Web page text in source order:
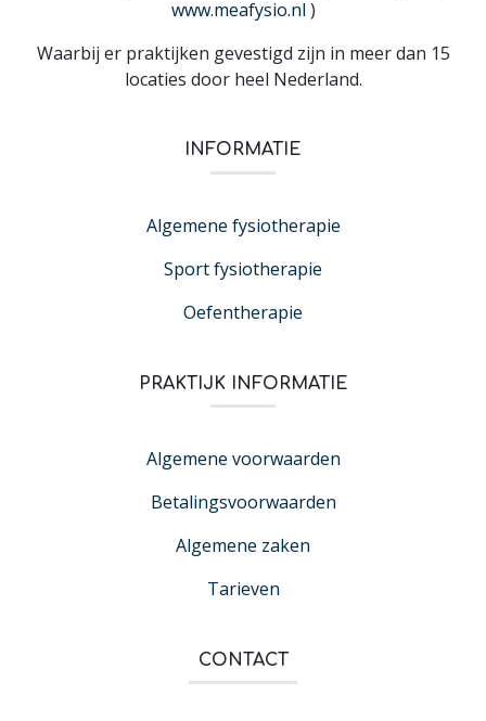
www.meafysio.nl )
Waarbij er praktijken gevestigd zijn in meer dan 15
locaties door heel Nederland.
INFORMATIE
Algemene fysiotherapie
Sport fysiotherapie
Oefentherapie
PRAKTIJK INFORMATIE
Algemene voorwaarden
Betalingsvoorwaarden
Algemene zaken
Tarieven
CONTACT